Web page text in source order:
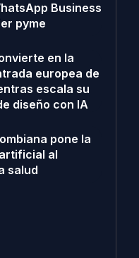
Business
pyme
en la
europea de
escala su
diseño con IA
pone la
al
salud